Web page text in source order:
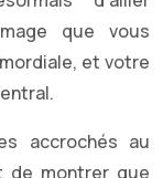
que vous
et votre
accrochés au
de montrer que